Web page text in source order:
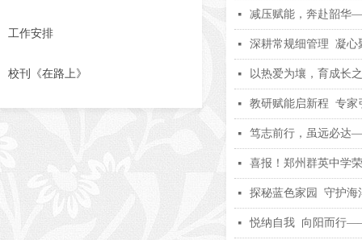
工作安排
校刊《在路上》
넷 减压赋能，奔赴韶华
넷 深耕常规细管理 凝
넷 以热爱为壤，育成长
넷 教研赋能启新程 专家
넷 笃志前行，虽远必达
넷 喜报！郑州群英中学
넷 探秘蓝色家园 守护
넷 悦纳自我 向阳而行